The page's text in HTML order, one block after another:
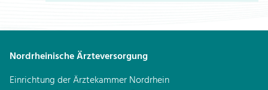
Nordrheinische Ärzteversorgung
Einrichtung der Ärztekammer Nordrhein